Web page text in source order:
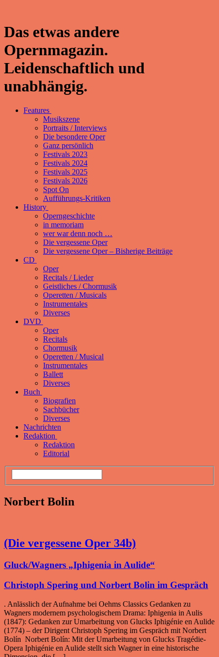
Das etwas andere
Opernmagazin.
Leidenschaftlich und
unabhängig.
Features
Musikszene
Portraits / Interviews
Die besondere Oper
Ganz persönlich
Festivals 2023
Festivals 2024
Festivals 2025
Festivals 2026
Spot On
Aufführungs-Kritiken
History
Operngeschichte
in memoriam
wer war denn noch …
Die vergessene Oper
Die vergessene Oper – Bisherige Beiträge
CD
Oper
Recitals / Lieder
Geistliches / Chormusik
Operetten / Musicals
Instrumentales
Diverses
DVD
Oper
Recitals
Chormusik
Operetten / Musical
Instrumentales
Ballett
Diverses
Buch
Biografien
Sachbücher
Diverses
Nachrichten
Redaktion
Redaktion
Editorial
Norbert Bolin
(Die vergessene Oper 34b)
Gluck/Wagners „Iphigenia in Aulide“
Christoph Spering und Norbert Bolin im Gespräch
. Anlässlich der Aufnahme bei Oehms Classics Gedanken zu
Wagners modernem psychologischem Drama: Iphigenia in Aulis
(1847): Gedanken zur Umarbeitung von Glucks Iphigénie en Aulide
(1774) – der Dirigent Christoph Spering im Gespräch mit Norbert
Bolín Norbert Bolín: Mit der Umarbeitung von Glucks Tragédie-
Opera Iphigénie en Aulide stellt sich Wagner in eine historische